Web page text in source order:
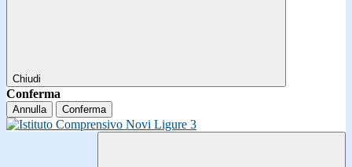
Chiudi
Conferma
Annulla Conferma